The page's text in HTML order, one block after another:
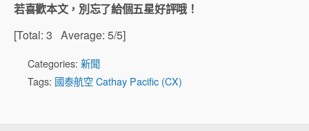
若喜歡本文，別忘了給個五星好評哦！
[Total: 3 Average: 5/5]
Categories: 新聞
Tags: 國泰航空 Cathay Pacific (CX)